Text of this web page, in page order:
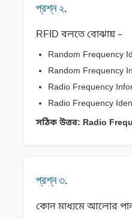
প্রশ্ন ২.
RFID বলতে বোঝায় –
Random Frequency
Random Frequency
Radio Frequency
Radio Frequency
সঠিক উত্তর: Radio
প্রশ্ন ৩.
কোন মাধ্যমে আলোর